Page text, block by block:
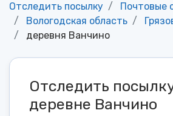
Отследить посылку
Почтовые
Вологодская область
деревня Ванчино
Отследить
деревне Ванчино